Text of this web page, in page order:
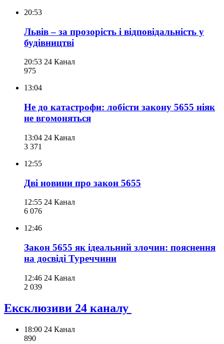
20:53
Львів – за прозорість і відповідальність у
будівництві
20:53 24 Канал
975
13:04
Не до катастрофи: лобісти закону 5655 ніяк
не вгомоняться
13:04 24 Канал
3 371
12:55
Дві новини про закон 5655
12:55 24 Канал
6 076
12:46
Закон 5655 як ідеальний злочин: пояснення
на досвіді Туреччини
12:46 24 Канал
2 039
Ексклюзиви 24 каналу
18:00 24 Канал
890